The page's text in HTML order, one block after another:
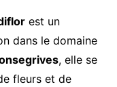
est un
dans le domaine
, elle se
fleurs et de